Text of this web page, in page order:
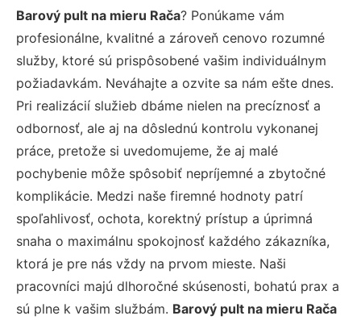
Barový pult na mieru Rača? Ponúkame vám
profesionálne, kvalitné a zároveň cenovo rozumné
služby, ktoré sú prispôsobené vašim individuálnym
požiadavkám. Neváhajte a ozvite sa nám ešte dnes.
Pri realizácií služieb dbáme nielen na precíznosť a
odbornosť, ale aj na dôslednú kontrolu vykonanej
práce, pretože si uvedomujeme, že aj malé
pochybenie môže spôsobiť nepríjemné a zbytočné
komplikácie. Medzi naše firemné hodnoty patrí
spoľahlivosť, ochota, korektný prístup a úprimná
snaha o maximálnu spokojnosť každého zákazníka,
ktorá je pre nás vždy na prvom mieste. Naši
pracovníci majú dlhoročné skúsenosti, bohatú prax a
sú plne k vašim službám. Barový pult na mieru Rača